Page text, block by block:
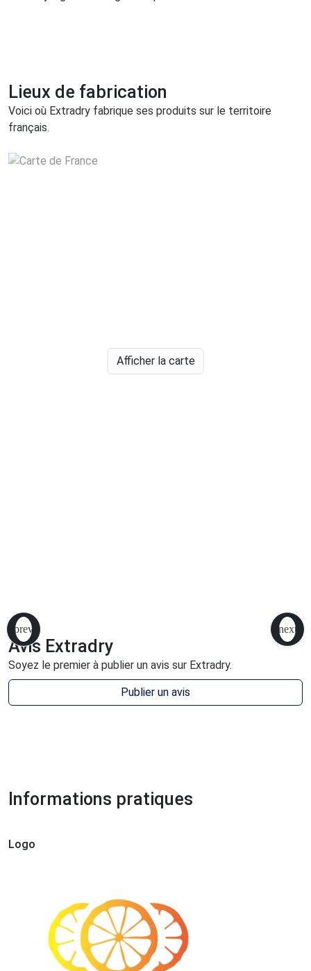
Lieux de fabrication
Voici où Extradry fabrique ses produits sur le territoire
français.
Afficher la carte
Avis Extradry
Soyez le premier à publier un avis sur Extradry.
Publier un avis
Informations pratiques
Logo